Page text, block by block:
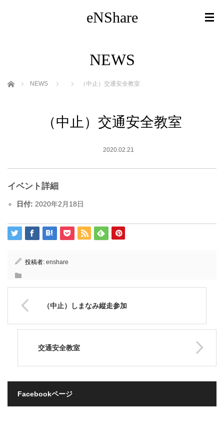
eNShare
NEWS
ホーム NEWS （中止）交通安全教室
（中止）交通安全教室
2020.02.21
イベント詳細
日付: 2020年2月18日
投稿者: enshare
（中止）しまなみ縦走参加
交通安全教室
Facebookページ